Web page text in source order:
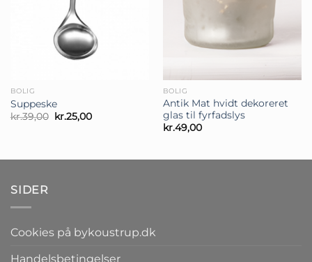
BOLIG
Suppeske
kr.39,00 Den
oprindelige
kr.25,00Den
BOLIG
Antik Mat hvidt dekoreret
glas til fyrfadslys
kr.49,00
SIDER
Cookies på bykoustrup.dk
Handelsbetingelser